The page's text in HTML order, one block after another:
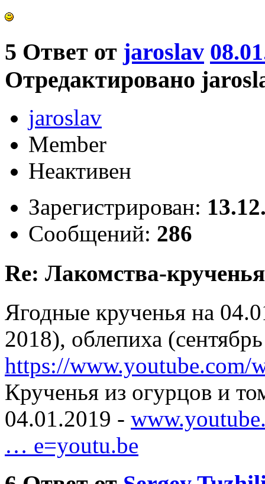
5 Ответ от jaroslav
Отредактировано
jaroslav
Member
Неактивен
Зарегистрирован:
Сообщений: 286
Re: Лакомства-крученья
Ягодные крученья на
2018), облепиха
https://www.youtube.com/
Крученья из огурцов и
04.01.2019 -
… e=youtu.be